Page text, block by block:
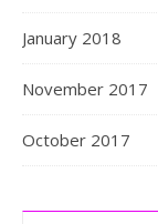
January 2018
November 2017
October 2017